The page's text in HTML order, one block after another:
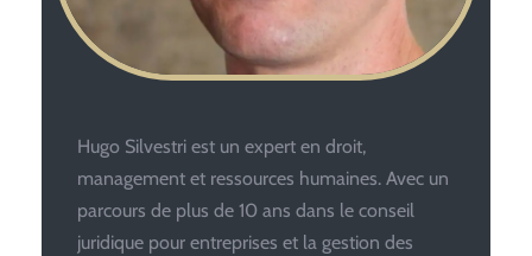
Hugo Silvestri est un expert en droit,
management et ressources humaines. Avec un
parcours de plus de 10 ans dans le conseil
juridique pour entreprises et la gestion des